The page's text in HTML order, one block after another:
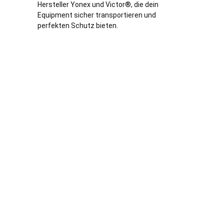
Hersteller Yonex und Victor®, die dein
Equipment sicher transportieren und
perfekten Schutz bieten.